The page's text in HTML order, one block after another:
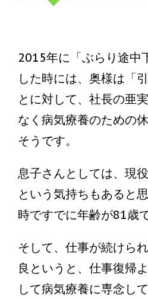
2015年に「ぶらり途中
した時には、奥様は「
とに対して、社長の亜
なく病気療養のための
そうです。
息子さんとしては、現
という気持ちもあると
時ですでに年齢が81歳
そして、仕事が続けら
良というと、仕事復帰
して病気療養に専念し